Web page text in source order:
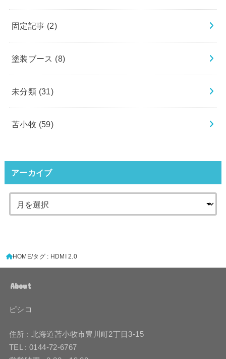
固定記事 (2)
塗装ブース (8)
未分類 (31)
苫小牧 (59)
アーカイブ
HOME タグ : HDMI 2.0
About
ピシコ
住所 : 北海道苫小牧市豊川町2丁目3-15
TEL : 0144-72-6767